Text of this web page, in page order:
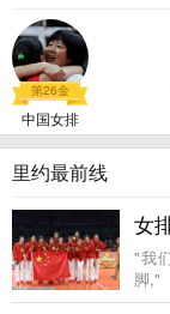
第26金
中国女排
里约最前线
女
"我
脚,"